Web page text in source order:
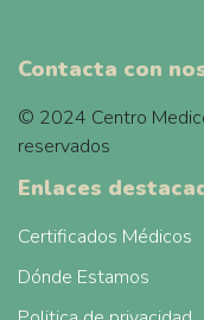
Contacta con
© 2024 Centro
reservados
Enlaces
Certificados Médicos
Dónde Estamos